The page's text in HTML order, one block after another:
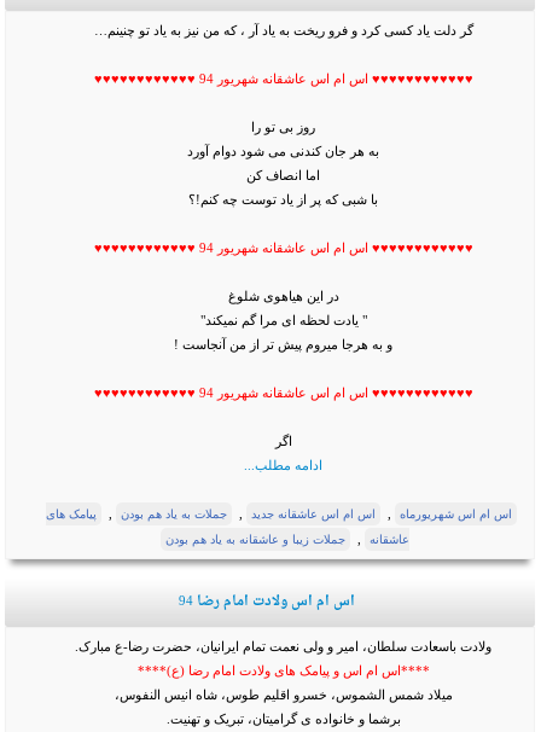
گر دلت یاد کسی کرد و فرو ریخت به یاد آر ، که من نیز به یاد تو چنینم…
♥♥♥♥♥♥♥♥♥♥♥♥ اس ام اس عاشقانه شهریور 94 ♥♥♥♥♥♥♥♥♥♥♥♥
روز بی تو را
به هر جان کندنی می شود دوام آورد
اما انصاف کن
با شبی که پر از یاد توست چه کنم!؟
♥♥♥♥♥♥♥♥♥♥♥♥ اس ام اس عاشقانه شهریور 94 ♥♥♥♥♥♥♥♥♥♥♥♥
در این هیاهوی شلوغ
" یادت لحظه ای مرا گم نمیکند"
و به هرجا میروم پیش تر از من آنجاست !
♥♥♥♥♥♥♥♥♥♥♥♥ اس ام اس عاشقانه شهریور 94 ♥♥♥♥♥♥♥♥♥♥♥♥
اگر
ادامه مطلب...
اس ام اس شهریورماه اس ام اس عاشقانه جدید جملات به یاد هم بودن
پیامک های
عاشقانه
جملات زیبا و عاشقانه به یاد هم بودن
اس ام اس ولادت امام رضا 94
ولادت باسعادت سلطان، امیر و ولی نعمت تمام ایرانیان، حضرت رضا-ع مبارک.
****اس ام اس و پیامک های ولادت امام رضا (ع)****
میلاد شمس الشموس، خسرو اقلیم طوس، شاه انیس النفوس،
برشما و خانواده ی گرامیتان، تبریک و تهنیت.